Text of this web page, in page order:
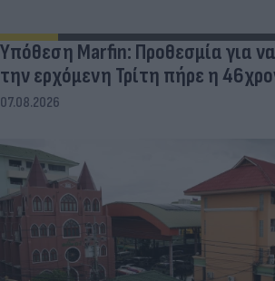
Υπόθεση Marfin: Προθεσμία για
την ερχόμενη Τρίτη πήρε η
07.08.2026